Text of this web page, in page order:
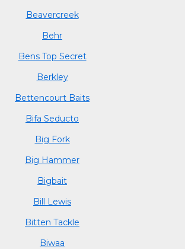
Beavercreek
Behr
Bens Top Secret
Berkley
Bettencourt Baits
Bifa Seducto
Big Fork
Big Hammer
Bigbait
Bill Lewis
Bitten Tackle
Biwaa